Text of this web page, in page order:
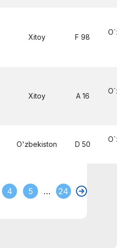
Xitoy F 98
Xitoy A 16
O'zbekiston D 50
4 5 … 24